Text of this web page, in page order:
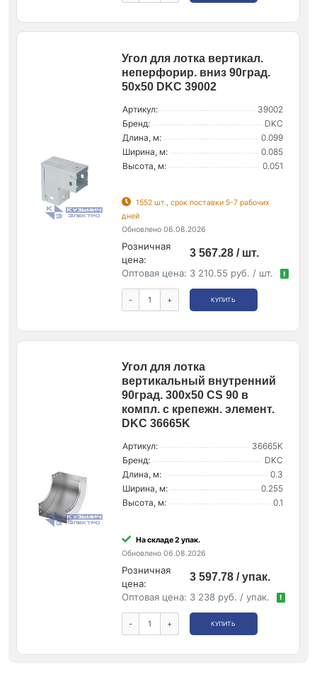
Угол для лотка вертикал.
неперфорир. вниз 90град.
50х50 DKC 39002
Артикул:
39002
Бренд:
DKC
Длина, м:
0.099
Ширина, м:
0.085
Высота, м:
0.051
1552 шт., срок поставки 5-7 рабочих
дней
Обновлено 06.08.2026
Розничная
цена:
3 567.28 / шт.
Оптовая цена: 3 210.55 руб. / шт. !
- + КУПИТЬ
Угол для лотка
вертикальный внутренний
90град. 300х50 CS 90 в
компл. с крепежн. элемент.
DKC 36665K
Артикул:
36665K
Бренд:
DKC
Длина, м:
0.3
Ширина, м:
0.255
Высота, м:
0.1
На складе 2 упак.
Обновлено 06.08.2026
Розничная
цена:
3 597.78 / упак.
Оптовая цена: 3 238 руб. / упак. !
- + КУПИТЬ